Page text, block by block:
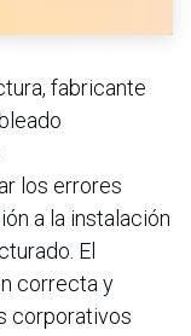
fabricante
los errores
a la instalación
El
correcta y
corporativos